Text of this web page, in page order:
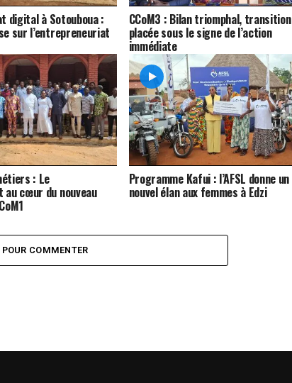
digital à Sotouboua :
sur l’entrepreneuriat
CCoM3 : Bilan triomphal, transition
placée sous le signe de l’action
immédiate
: Le
au cœur du nouveau
Programme Kafui : l’AFSL donne un
nouvel élan aux femmes à Edzi
COMMENTER